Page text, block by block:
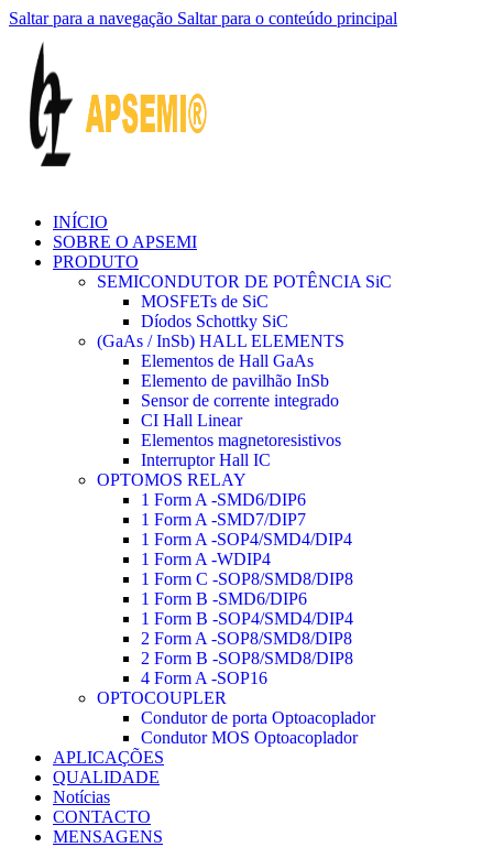
Saltar para a navegação Saltar para o conteúdo principal
INÍCIO
SOBRE O APSEMI
PRODUTO
SEMICONDUTOR DE POTÊNCIA SiC
MOSFETs de SiC
Díodos Schottky SiC
(GaAs / InSb) HALL ELEMENTS
Elementos de Hall GaAs
Elemento de pavilhão InSb
Sensor de corrente integrado
CI Hall Linear
Elementos magnetoresistivos
Interruptor Hall IC
OPTOMOS RELAY
1 Form A -SMD6/DIP6
1 Form A -SMD7/DIP7
1 Form A -SOP4/SMD4/DIP4
1 Form A -WDIP4
1 Form C -SOP8/SMD8/DIP8
1 Form B -SMD6/DIP6
1 Form B -SOP4/SMD4/DIP4
2 Form A -SOP8/SMD8/DIP8
2 Form B -SOP8/SMD8/DIP8
4 Form A -SOP16
OPTOCOUPLER
Condutor de porta Optoacoplador
Condutor MOS Optoacoplador
APLICAÇÕES
QUALIDADE
Notícias
CONTACTO
MENSAGENS